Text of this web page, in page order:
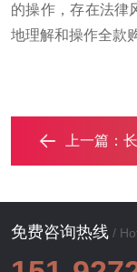
的操作，存在法律
地理解和操作全款
上一篇： 长子房子解
免费咨询热线 /